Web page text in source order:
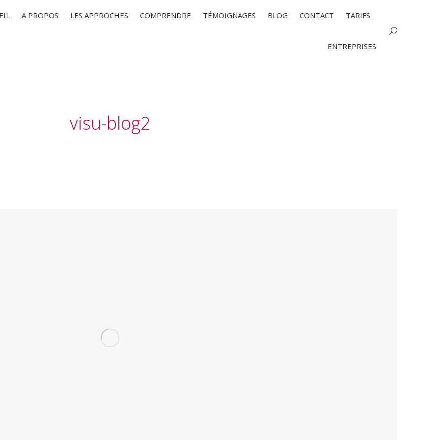
A PROPOS LES APPROCHES COMPRENDRE TÉMOIGNAGES BLOG CONTACT TARIFS
ENTREPRISES
Search:
visu-blog2